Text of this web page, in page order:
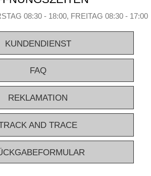
08:30 - 18:00, FREITAG 08:30 - 17:00
KUNDENDIENST
FAQ
REKLAMATION
AND TRACE